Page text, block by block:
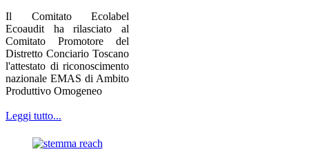
Il Comitato Ecolabel
Ecoaudit ha rilasciato al
Comitato Promotore del
Distretto Conciario Toscano
l'attestato di riconoscimento
nazionale EMAS di Ambito
Produttivo Omogeneo
Leggi tutto...